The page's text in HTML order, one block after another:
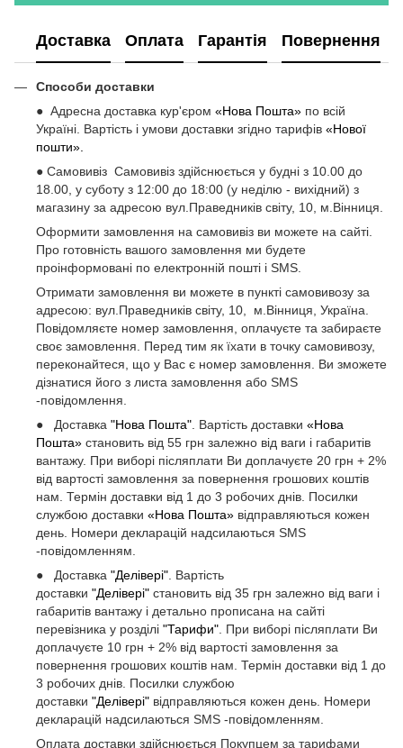
Доставка Оплата Гарантія Повернення
Способи доставки
● Адресна доставка кур'єром «Нова Пошта» по всій
Україні. Вартість і умови доставки згідно тарифів «Нової
пошти».
● Самовивіз Самовивіз здійснюється у будні з 10.00 до
18.00, у суботу з 12:00 до 18:00 (у неділю - вихідний) з
магазину за адресою вул.Праведників світу, 10, м.Вінниця.
Оформити замовлення на самовивіз ви можете на сайті.
Про готовність вашого замовлення ми будете
проінформовані по електронній пошті і SMS.
Отримати замовлення ви можете в пункті самовивозу за
адресою: вул.Праведників світу, 10, м.Вінниця, Україна.
Повідомляєте номер замовлення, оплачуєте та забираєте
своє замовлення. Перед тим як їхати в точку самовивозу,
переконайтеся, що у Вас є номер замовлення. Ви зможете
дізнатися його з листа замовлення або SMS
-повідомлення.
● Доставка "Нова Пошта" . Вартість доставки «Нова
Пошта» становить від 55 грн залежно від ваги і габаритів
вантажу. При виборі післяплати Ви доплачуєте 20 грн + 2%
від вартості замовлення за повернення грошових коштів
нам. Термін доставки від 1 до 3 робочих днів. Посилки
службою доставки «Нова Пошта» відправляються кожен
день. Номери декларацій надсилаються SMS
-повідомленням.
● Доставка "Делівері" . Вартість
доставки "Делівері" становить від 35 грн залежно від ваги і
габаритів вантажу і детально прописана на сайті
перевізника у розділі "Тарифи" . При виборі післяплати Ви
доплачуєте 10 грн + 2% від вартості замовлення за
повернення грошових коштів нам. Термін доставки від 1 до
3 робочих днів. Посилки службою
доставки "Делівері" відправляються кожен день. Номери
декларацій надсилаються SMS -повідомленням.
Оплата доставки здійснюється Покупцем за тарифами